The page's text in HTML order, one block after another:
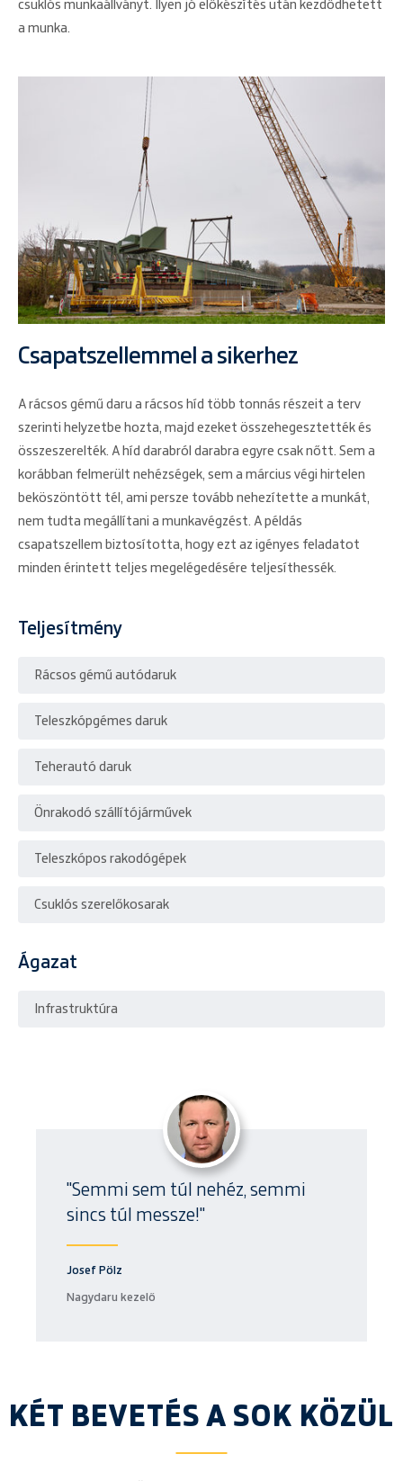
csuklós munkaállványt. Ilyen jó előkészítés után kezdődhetett
a munka.
Csapatszellemmel a sikerhez
A rácsos gémű daru a rácsos híd több tonnás részeit a terv
szerinti helyzetbe hozta, majd ezeket összehegesztették és
összeszerelték. A híd darabról darabra egyre csak nőtt. Sem a
korábban felmerült nehézségek, sem a március végi hirtelen
beköszöntött tél, ami persze tovább nehezítette a munkát,
nem tudta megállítani a munkavégzést. A példás
csapatszellem biztosította, hogy ezt az igényes feladatot
minden érintett teljes megelégedésére teljesíthessék.
Teljesítmény
Rácsos gémű autódaruk
Teleszkópgémes daruk
Teherautó daruk
Önrakodó szállítójárművek
Teleszkópos rakodógépek
Csuklós szerelőkosarak
Ágazat
Infrastruktúra
"Semmi sem túl nehéz, semmi
sincs túl messze!"
Josef Pölz
Nagydaru kezelő
KÉT BEVETÉS A SOK KÖZÜL